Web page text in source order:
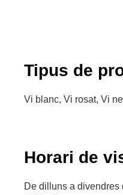
Tipus de
Vi blanc, Vi rosat, Vi
Horari de
De dilluns a divendres